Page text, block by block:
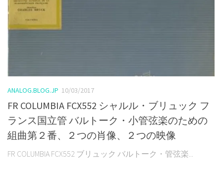
ANALOG.BLOG.JP 10/03/2017
FR COLUMBIA FCX552 シャルル・ブリュック フ
ランス国立管 バルトーク・小管弦楽のための
組曲第２番、２つの肖像、２つの映像
FR COLUMBIA FCX552 ブリュック バルトーク・管弦楽...